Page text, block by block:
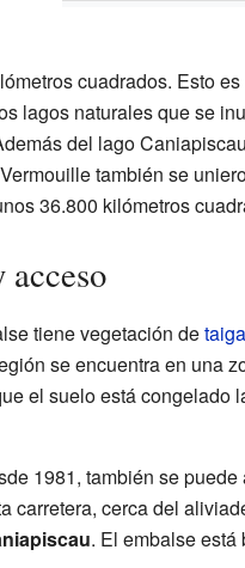
cuadrados. Esto
lagos naturales que se
del lago
también se
36.800 kilómetros
tiene vegetación detaiga
se encuentra en una
el suelo está congelado
1981, también se puede
carretera, cerca del
. El embalse